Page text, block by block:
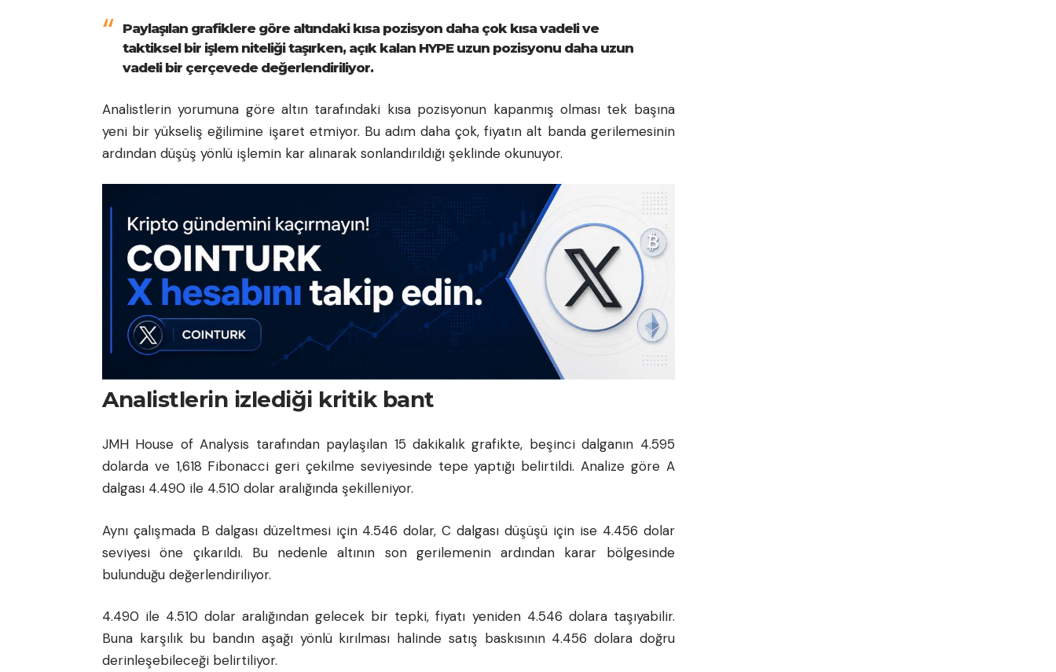
Paylaşılan grafiklere göre altındaki kısa pozisyon daha çok kısa vadeli ve
taktiksel bir işlem niteliği taşırken, açık kalan HYPE uzun pozisyonu daha uzun
vadeli bir çerçevede değerlendiriliyor.
Analistlerin yorumuna göre altın tarafındaki kısa pozisyonun kapanmış olması tek başına
yeni bir yükseliş eğilimine işaret etmiyor. Bu adım daha çok, fiyatın alt banda gerilemesinin
ardından düşüş yönlü işlemin kar alınarak sonlandırıldığı şeklinde okunuyor.
Analistlerin izlediği kritik bant
JMH House of Analysis tarafından paylaşılan 15 dakikalık grafikte, beşinci dalganın 4.595
dolarda ve 1,618 Fibonacci geri çekilme seviyesinde tepe yaptığı belirtildi. Analize göre A
dalgası 4.490 ile 4.510 dolar aralığında şekilleniyor.
Aynı çalışmada B dalgası düzeltmesi için 4.546 dolar, C dalgası düşüşü için ise 4.456 dolar
seviyesi öne çıkarıldı. Bu nedenle altının son gerilemenin ardından karar bölgesinde
bulunduğu değerlendiriliyor.
4.490 ile 4.510 dolar aralığından gelecek bir tepki, fiyatı yeniden 4.546 dolara taşıyabilir.
Buna karşılık bu bandın aşağı yönlü kırılması halinde satış baskısının 4.456 dolara doğru
derinleşebileceği belirtiliyor.